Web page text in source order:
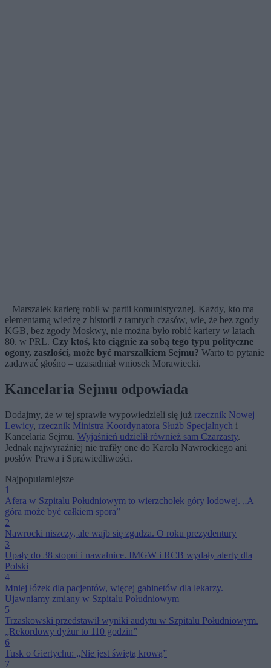
– Marszałek karierę robił w partii komunistycznej. Każdy, kto ma
elementarną wiedzę z historii z tamtych czasów, wie, że bez zgody
KGB, bez zgody Moskwy, nie można było robić kariery w latach
80. w PRL. Czy ktoś, kto ciągnie za sobą tego typu polityczne
ogony, zaszłości, może być marszałkiem Sejmu? Warto to pytanie
zadawać głośno – uzasadniał wniosek Morawiecki.
Kancelaria Sejmu odpowiada
Dodajmy, że w tej sprawie wypowiedzieli się już rzecznik Nowej
Lewicy, rzecznik Ministra Koordynatora Służb Specjalnych i
Kancelaria Sejmu. Wyjaśnień udzielił również sam Czarzasty.
Jednak najwyraźniej nie trafiły one do Karola Nawrockiego ani
posłów Prawa i Sprawiedliwości.
Najpopularniejsze
1
Afera w Szpitalu Południowym to wierzchołek góry lodowej. „A
góra może być całkiem spora”
2
Nawrocki niszczy, ale wajb się zgadza. O roku prezydentury
3
Upały do 38 stopni i nawałnice. IMGW i RCB wydały alerty dla
Polski
4
Mniej łóżek dla pacjentów, więcej gabinetów dla lekarzy.
Ujawniamy zmiany w Szpitalu Południowym
5
Trzaskowski przedstawił wyniki audytu w Szpitalu Południowym.
„Rekordowy dyżur to 110 godzin”
6
Tusk o Giertychu: „Nie jest świętą krową”
7